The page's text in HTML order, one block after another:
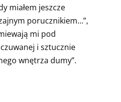
miałem jeszcze
porucznikiem…”,
mi pod
i sztucznie
wnętrza dumy”.